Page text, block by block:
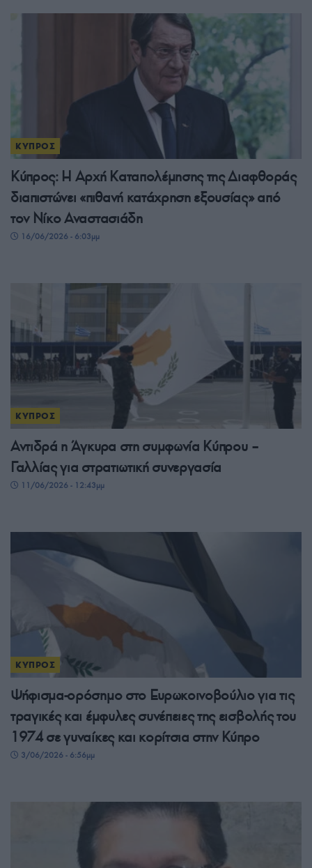
ΚΥΠΡΟΣ
Κύπρος: Η Αρχή Καταπολέμησης της Διαφθοράς
διαπιστώνει «πιθανή κατάχρηση εξουσίας» από
τον Νίκο Αναστασιάδη
16/06/2026 - 6:03μμ
ΚΥΠΡΟΣ
Αντιδρά η Άγκυρα στη συμφωνία Κύπρου –
Γαλλίας για στρατιωτική συνεργασία
11/06/2026 - 12:43μμ
ΚΥΠΡΟΣ
Ψήφισμα-ορόσημο στο Ευρωκοινοβούλιο για τις
τραγικές και έμφυλες συνέπειες της εισβολής του
1974 σε γυναίκες και κορίτσια στην Κύπρο
3/06/2026 - 6:56μμ